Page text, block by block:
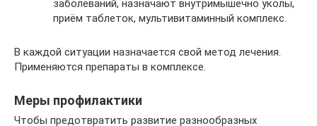
заболеваний, назначают внутримышечно уколы,
приём таблеток, мультивитаминный комплекс.
В каждой ситуации назначается свой метод лечения.
Применяются препараты в комплексе.
Меры профилактики
Чтобы предотвратить развитие разнообразных